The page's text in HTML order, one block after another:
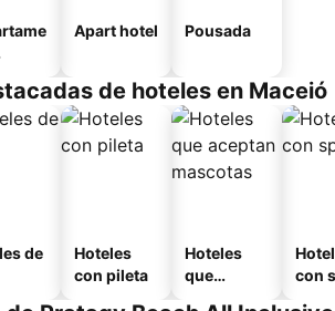
Apart hotel Pousada
de hoteles en Maceió
de
Hoteles
con pileta
Hoteles
que
con